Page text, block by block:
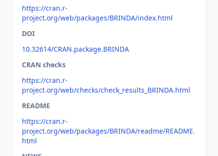
https://cran.r-
project.org/web/packages/BRINDA/index.html
DOI
10.32614/CRAN.package.BRINDA
CRAN checks
https://cran.r-
project.org/web/checks/check_results_BRINDA.html
README
https://cran.r-
project.org/web/packages/BRINDA/readme/README.
html